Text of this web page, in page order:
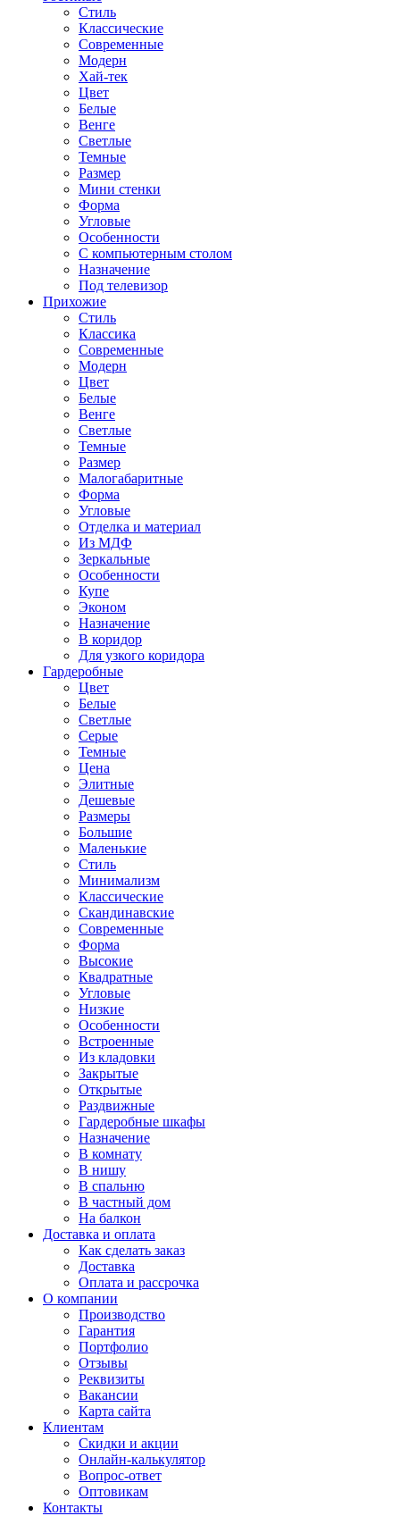
Стиль
Классические
Современные
Модерн
Хай-тек
Цвет
Белые
Венге
Светлые
Темные
Размер
Мини стенки
Форма
Угловые
Особенности
С компьютерным столом
Назначение
Под телевизор
Прихожие
Стиль
Классика
Современные
Модерн
Цвет
Белые
Венге
Светлые
Темные
Размер
Малогабаритные
Форма
Угловые
Отделка и материал
Из МДФ
Зеркальные
Особенности
Купе
Эконом
Назначение
В коридор
Для узкого коридора
Гардеробные
Цвет
Белые
Светлые
Серые
Темные
Цена
Элитные
Дешевые
Размеры
Большие
Маленькие
Стиль
Минимализм
Классические
Скандинавские
Современные
Форма
Высокие
Квадратные
Угловые
Низкие
Особенности
Встроенные
Из кладовки
Закрытые
Открытые
Раздвижные
Гардеробные шкафы
Назначение
В комнату
В нишу
В спальню
В частный дом
На балкон
Доставка и оплата
Как сделать заказ
Доставка
Оплата и рассрочка
О компании
Производство
Гарантия
Портфолио
Отзывы
Реквизиты
Вакансии
Карта сайта
Клиентам
Скидки и акции
Онлайн-калькулятор
Вопрос-ответ
Оптовикам
Контакты